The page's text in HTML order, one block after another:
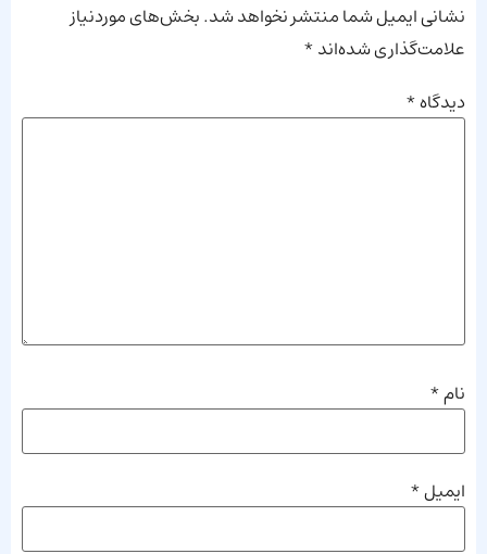
نشانی ایمیل شما منتشر نخواهد شد.بخش‌های موردنیاز
علامت‌گذاری شده‌اند*
دیدگاه*
نام*
ایمیل*